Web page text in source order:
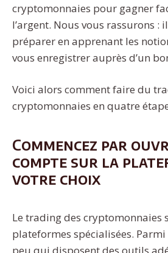
cryptomonnaies pour gagner
l’argent. Nous vous rassurons :
préparer en apprenant les
vous enregistrer auprès d’un
Voici alors comment faire du
cryptomonnaies en quatre
Commencez par
compte sur la
votre choix
Le trading des cryptomonnaies
plateformes spécialisées. Parmi